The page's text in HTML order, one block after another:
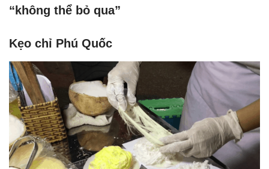
“không thể bỏ qua”
Kẹo chỉ Phú Quốc